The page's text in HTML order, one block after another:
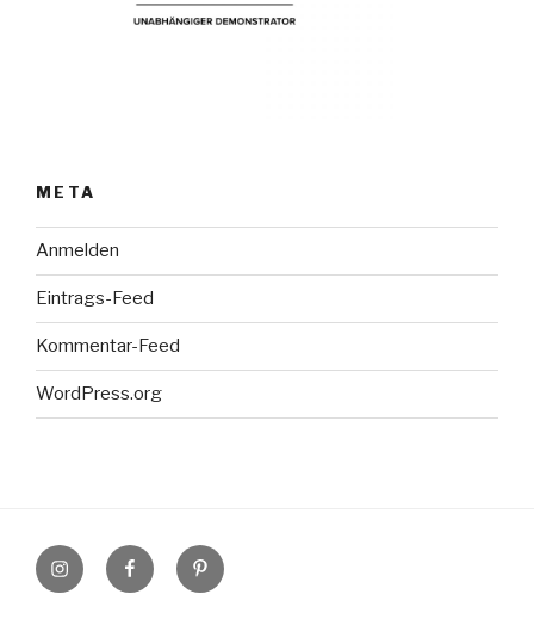
META
Anmelden
Eintrags-Feed
Kommentar-Feed
WordPress.org
InstagramFacebookPinterest